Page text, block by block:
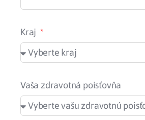
Kraj
Vaša zdravotná poisťovňa